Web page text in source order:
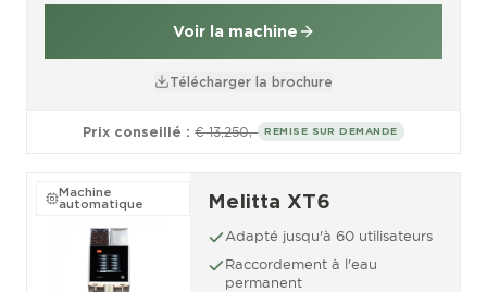
Voir la machine
Télécharger la brochure
Prix conseillé : € 13.250,- REMISE SUR DEMANDE
Machine
automatique Melitta XT6
Adapté jusqu'à 60 utilisateurs
Raccordement à l'eau
permanent